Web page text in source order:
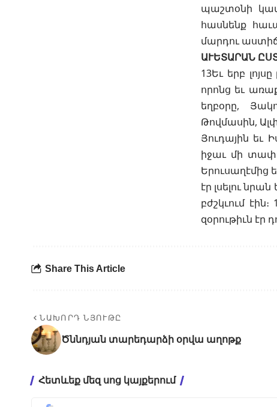
պաշտօնի
հասնենք
մարդու
ԱՒԵՏԱՐԱՆ
13Եւ երբ
որոնց եւ
եղբօրը,
Թովմասին,
Յուդային եւ
իջաւ մի
Երուսաղէմից
էր լսելու
բժշկւում
զօրութիւն էր
Share This Article
ՆԱԽՈՐԴ ՆՅՈՒԹԸ
Ծննդյան տարեդարձի օրվա աղոթք
Հետևեք մեզ սոց կայքերում